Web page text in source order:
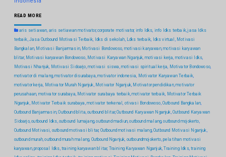
READ MORE
aris setiawan aris setiawan motivator,corporate motivator, info ldks info ldks terbaik,jasa ldks
terbaik ,Jasa Outbound Motivasi Terbaik ldks di sekolah Ldks terbaik ldks virtual
Motivasi
Bangkalan Motivasi Banjarmasin, Motivasi Bondowoso motivasi karyawan,motivasi karyawan
blitar, Motivasi karyawan Bondowoso Motivasi Karyawan Nganjuk motivasi kerja motivasi ldks
Motivasi Nhanjuk Motivasi Sidoarjo ,motivasi siswa motivasi spiritual kerja Motivator Bondowoso,
motivator di malang,motivator disurabaya ,motivator indonesia Motivator Karyawan Terbaik
motivator kerja Motivator Murah Nganjuk Motivator Nganjuk, Motivator pendidikan,motivator
perusahaan motivator surabaya Motivator surabaya terbaik,motivator terbaik Motivator Terbaik
Nganjuk Motivator Terbaik surabaya ,motivator terkenal otivasi Bondowoso Outbound Bangkalan
Outbound Banjarmasin,Outbound blita ,outbound blitar,Outbound Karyawan Nganjuk ,Outbound Karyawan
Sidoarjo,outbound ldks outbound lumajang,outbound madiun,outbound malang ,outbound mojokerto
Outbound Motivasi outbound motivasi blitar, Outbound motivasi malang,Outbound Motivasi Nganjuk
outbound murah,outbound murah malang Outbound Nganjuk outboundmojokerto pelatihan motivasi
karyawan,proposal ldks training karyawan blitar, Training Karyawan Nganjuk ,Training ldks,training